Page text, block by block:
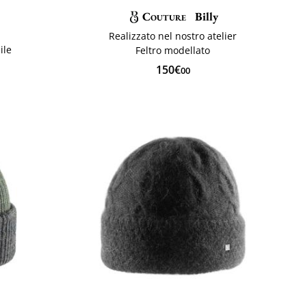
Couture Billy
Realizzato nel nostro atelier
Feltro modellato
150€00